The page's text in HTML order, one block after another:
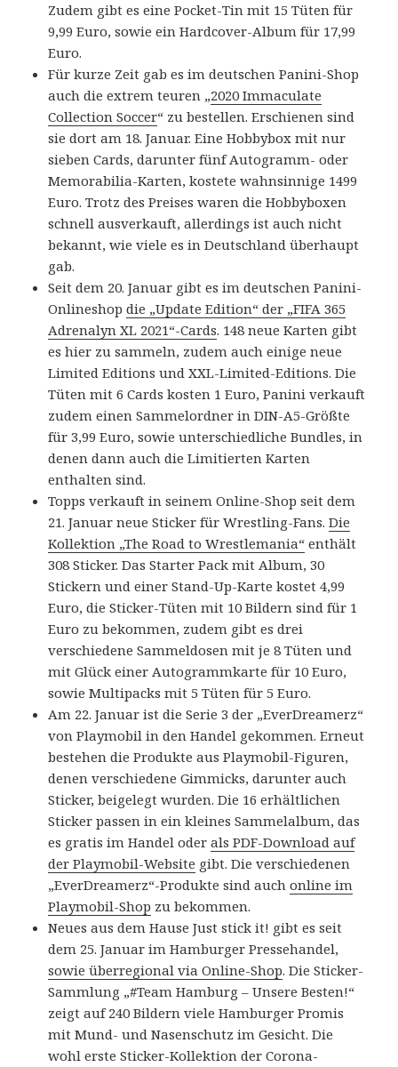
Zudem gibt es eine Pocket-Tin mit 15 Tüten für
9,99 Euro, sowie ein Hardcover-Album für 17,99
Euro.
Für kurze Zeit gab es im deutschen Panini-Shop
auch die extrem teuren „2020 Immaculate
Collection Soccer“ zu bestellen. Erschienen sind
sie dort am 18. Januar. Eine Hobbybox mit nur
sieben Cards, darunter fünf Autogramm- oder
Memorabilia-Karten, kostete wahnsinnige 1499
Euro. Trotz des Preises waren die Hobbyboxen
schnell ausverkauft, allerdings ist auch nicht
bekannt, wie viele es in Deutschland überhaupt
gab.
Seit dem 20. Januar gibt es im deutschen Panini-
Onlineshopdie „Update Edition“ der „FIFA 365
Adrenalyn XL 2021“-Cards. 148 neue Karten gibt
es hier zu sammeln, zudem auch einige neue
Limited Editions und XXL-Limited-Editions. Die
Tüten mit 6 Cards kosten 1 Euro, Panini verkauft
zudem einen Sammelordner in DIN-A5-Größte
für 3,99 Euro, sowie unterschiedliche Bundles, in
denen dann auch die Limitierten Karten
enthalten sind.
Topps verkauft in seinem Online-Shop seit dem
21. Januar neue Sticker für Wrestling-Fans.Die
Kollektion „The Road to Wrestlemania“ enthält
308 Sticker. Das Starter Pack mit Album, 30
Stickern und einer Stand-Up-Karte kostet 4,99
Euro, die Sticker-Tüten mit 10 Bildern sind für 1
Euro zu bekommen, zudem gibt es drei
verschiedene Sammeldosen mit je 8 Tüten und
mit Glück einer Autogrammkarte für 10 Euro,
sowie Multipacks mit 5 Tüten für 5 Euro.
Am 22. Januar ist die Serie 3 der „EverDreamerz“
von Playmobil in den Handel gekommen. Erneut
bestehen die Produkte aus Playmobil-Figuren,
denen verschiedene Gimmicks, darunter auch
Sticker, beigelegt wurden. Die 16 erhältlichen
Sticker passen in ein kleines Sammelalbum, das
es gratis im Handel oderals PDF-Download auf
der Playmobil-Website gibt. Die verschiedenen
„EverDreamerz“-Produkte sind auchonline im
Playmobil-Shop zu bekommen.
Neues aus dem Hause Just stick it! gibt es seit
dem 25. Januar im Hamburger Pressehandel,
sowie überregional via Online-Shop. Die Sticker-
Sammlung „#Team Hamburg – Unsere Besten!“
zeigt auf 240 Bildern viele Hamburger Promis
mit Mund- und Nasenschutz im Gesicht. Die
wohl erste Sticker-Kollektion der Corona-